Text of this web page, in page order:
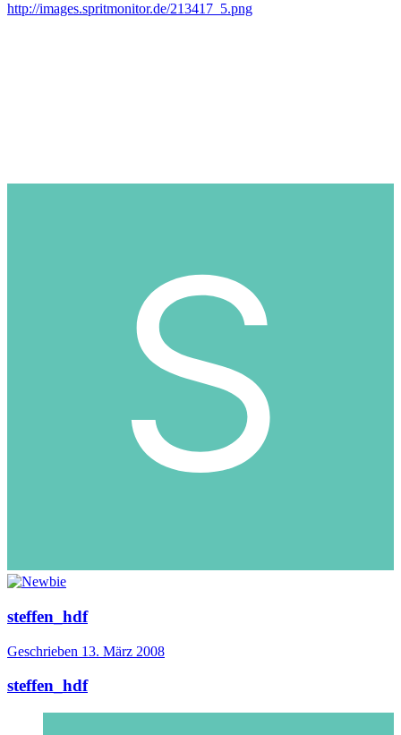
http://images.spritmonitor.de/213417_5.png
steffen_hdf
Geschrieben 13. März 2008
steffen_hdf